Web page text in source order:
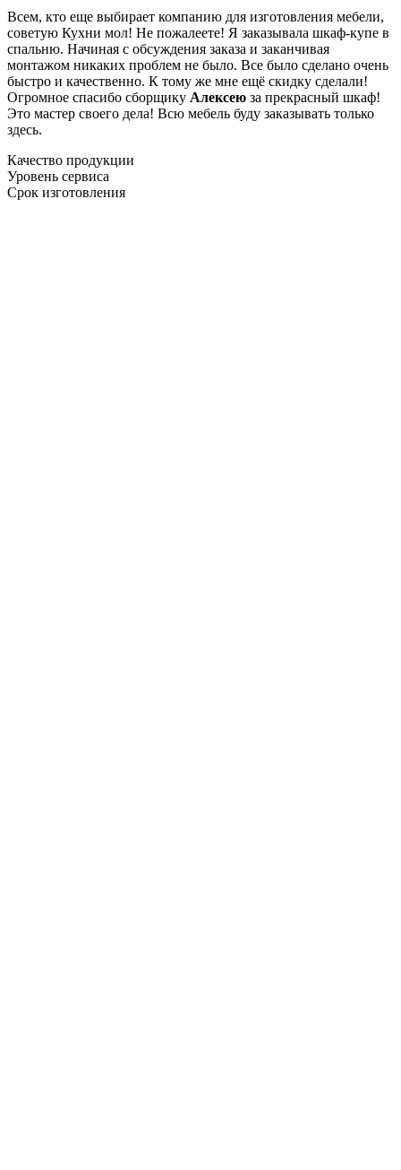
Всем, кто еще выбирает компанию для изготовления мебели,
советую Кухни мол! Не пожалеете! Я заказывала шкаф-купе в
спальню. Начиная с обсуждения заказа и заканчивая
монтажом никаких проблем не было. Все было сделано очень
быстро и качественно. К тому же мне ещё скидку сделали!
Огромное спасибо сборщику Алексею за прекрасный шкаф!
Это мастер своего дела! Всю мебель буду заказывать только
здесь.
Качество продукции
Уровень сервиса
Срок изготовления